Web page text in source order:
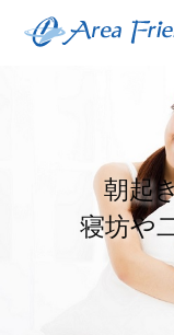
朝起
寝坊や